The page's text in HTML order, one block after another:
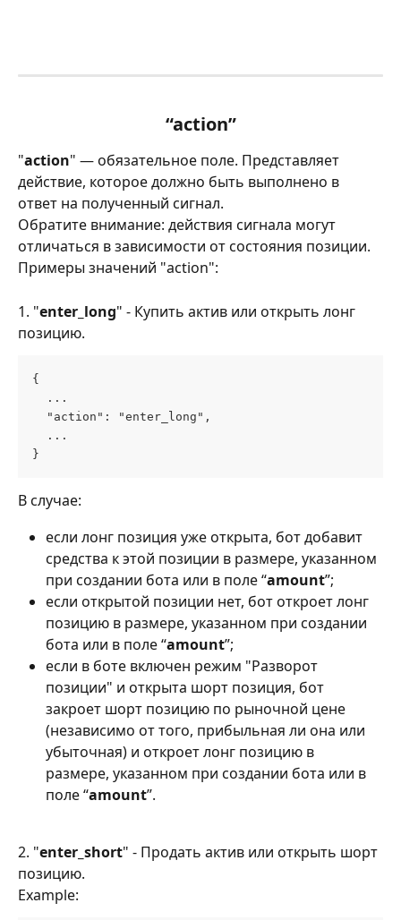
“action”
"action" — обязательное поле. Представляет
действие, которое должно быть выполнено в
ответ на полученный сигнал.
Обратите внимание: действия сигнала могут
отличаться в зависимости от состояния позиции.
Примеры значений "action":
1. "enter_long" - Купить актив или открыть лонг
позицию.
{
  ...
  "action": "enter_long",
  ...
}
В случае:
если лонг позиция уже открыта, бот добавит
средства к этой позиции в размере, указанном
при создании бота или в поле “amount”;
если открытой позиции нет, бот откроет лонг
позицию в размере, указанном при создании
бота или в поле “amount”;
если в боте включен режим "Разворот
позиции" и открыта шорт позиция, бот
закроет шорт позицию по рыночной цене
(независимо от того, прибыльная ли она или
убыточная) и откроет лонг позицию в
размере, указанном при создании бота или в
поле “amount”.
2. "enter_short" - Продать актив или открыть шорт
позицию.
Example: